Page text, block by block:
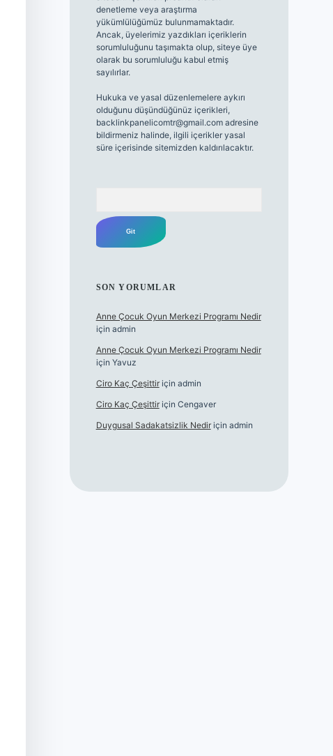
denetleme veya araştırma
yükümlülüğümüz bulunmamaktadır.
Ancak, üyelerimiz yazdıkları içeriklerin
sorumluluğunu taşımakta olup, siteye üye
olarak bu sorumluluğu kabul etmiş
sayılırlar.
Hukuka ve yasal düzenlemelere aykırı
olduğunu düşündüğünüz içerikleri,
backlinkpanelicomtr@gmail.comadresine
bildirmeniz halinde, ilgili içerikler yasal
süre içerisinde sitemizden kaldırılacaktır.
SON YORUMLAR
Anne Çocuk Oyun Merkezi Programı Nedir
için admin
Anne Çocuk Oyun Merkezi Programı Nedir
için Yavuz
Ciro Kaç Çeşittiriçin admin
Ciro Kaç Çeşittiriçin Cengaver
Duygusal Sadakatsizlik Nediriçin admin